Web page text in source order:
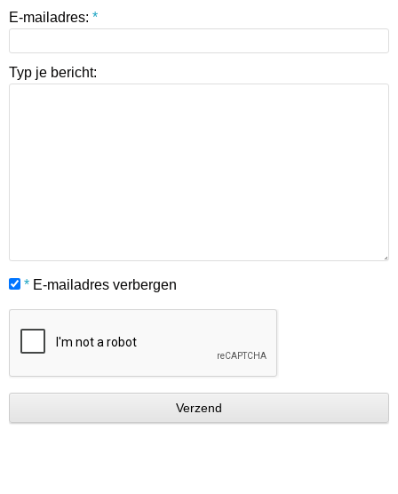
E-mailadres: *
Typ je bericht:
* E-mailadres verbergen